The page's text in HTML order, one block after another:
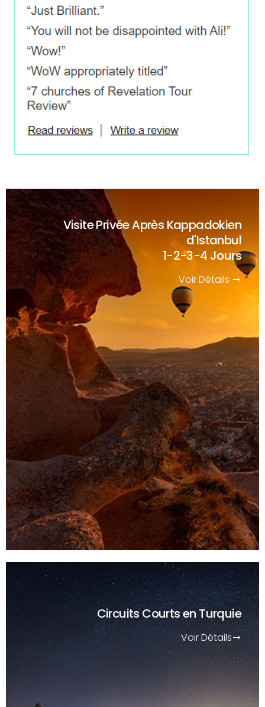
Visite Privée Après Kappadokien
d'Istanbul
1-2-3-4 Jours
Voir Détails
Circuits Courtsen Turquie
Voir Détails